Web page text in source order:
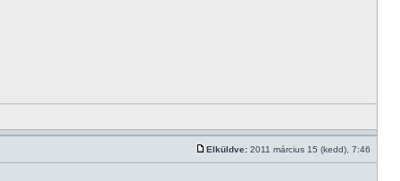
Elküldve: 2011 március 15 (kedd), 7:46